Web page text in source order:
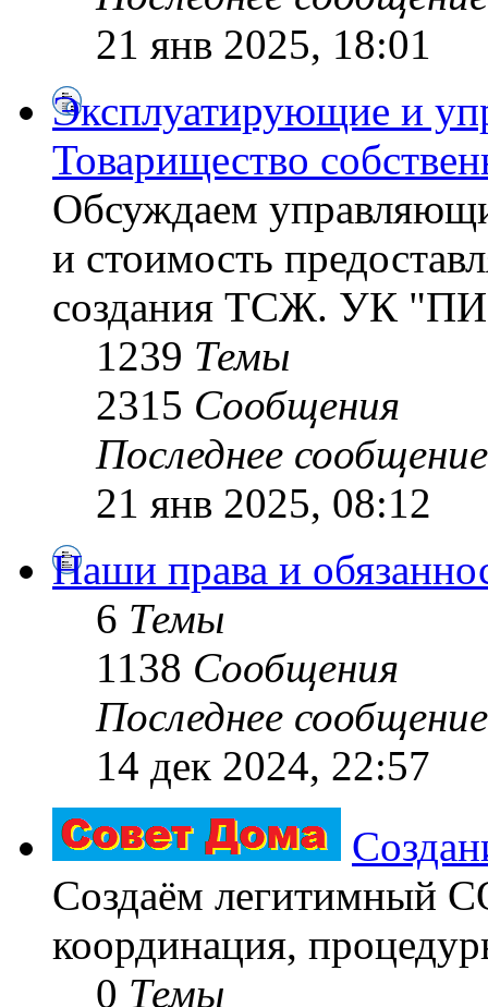
21 янв 2025, 18:01
Эксплуатирующие и
Товарищество
Обсуждаем
и стоимость
создания ТСЖ. УК
1239 Темы
2315 Сообщения
Последнее сообщение
21 янв 2025, 08:12
Наши права и
6 Темы
1138 Сообщения
Последнее сообщение
14 дек 2024, 22:57
Создаём
координация,
0 Темы